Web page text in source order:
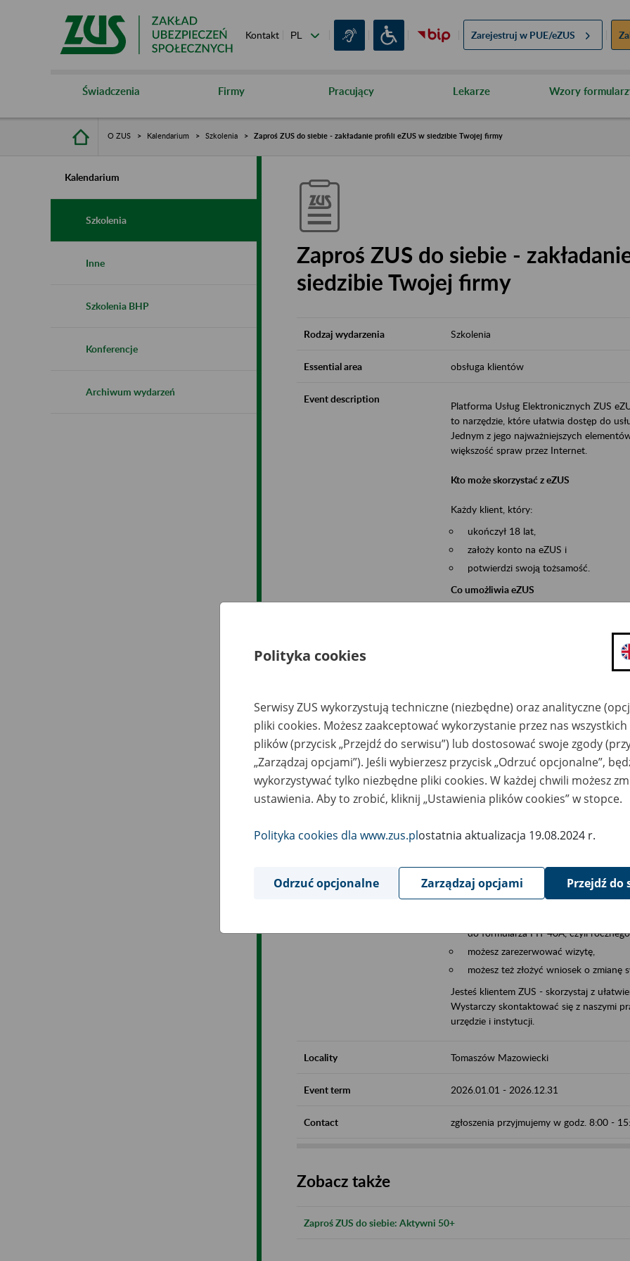
Kontakt Zarejestruj w PUE/eZUS
Świadczenia Firmy Pracujący Lekarze Wzory
O ZUS Kalendarium Szkolenia Zaproś ZUS do siebie - zakładanie profili eZUS w siedzibie Twojej firmy
Kalendarium
Szkolenia
Inne
Szkolenia BHP
Konferencje
Archiwum wydarzeń
Zaproś ZUS do siebie -
siedzibie Twojej firmy
Rodzaj wydarzenia Szkolenia
Essential area obsługa klientów
Event description
Platforma Usług Elektronicznych ZUS
to narzędzie, które ułatwia dostęp do
Jednym z jego najważniejszych
większość spraw przez Internet.
Kto może skorzystać z eZUS
Każdy klient, który:
ukończył 18 lat,
założy konto na eZUS i
potwierdzi swoją tożsamość.
Co umożliwia eZUS
składanie wniosków i otrzymywanie
Jeśli jesteś osobą ubezpieczoną (np.
możesz sprawdzić swoje dane
masz dostęp do informacji o stanie
masz dostęp do informacji o
Jeśli jesteś płatnikiem składek (np.
możesz skorzystać z aplikacji
ubezpieczeń, wypełnisz i
ZUS,
możesz złożyć wniosek o wydanie
masz dostęp do zwolnień
Jeśli jesteś świadczeniobiorcą
masz dostęp m.in. do formularza
do formularza PIT 40A, czyli
możesz zarezerwować wizytę,
możesz też złożyć wniosek o zmianę
Jesteś klientem ZUS - skorzystaj z
Wystarczy skontaktować się z naszymi
urzędzie i instytucji.
Locality Tomaszów Mazowiecki
Event term 2026.01.01 - 2026.12.31
Contact zgłoszenia przyjmujemy w godz. 8:00 -
Zobacz także
Zaproś ZUS do siebie: Aktywni 50+
Polityka cookies
Serwisy ZUS wykorzystują techniczne (niezbędne) oraz analityczne
pliki cookies. Możesz zaakceptować wykorzystanie przez nas
plików (przycisk „Przejdź do serwisu”) lub dostosować swoje zgody
„Zarządzaj opcjami”). Jeśli wybierzesz przycisk „Odrzuć opcjonalne”,
wykorzystywać tylko niezbędne pliki cookies. W każdej chwili możesz
ustawienia. Aby to zrobić, kliknij „Ustawienia plików cookies” w stopce.
Polityka cookies dla www.zus.plostatnia aktualizacja 19.08.2024 r.
Odrzuć opcjonalne Zarządzaj opcjami Przejdź do